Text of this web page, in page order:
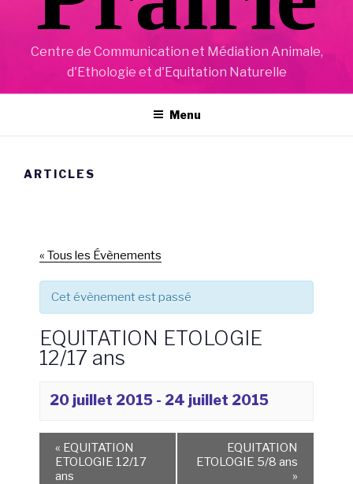
Centre de Communication et Médiation Animale,
d'Ethologie et d'Equitation Naturelle
Menu
ARTICLES
« Tous les Évènements
Cet évènement est passé
EQUITATION ETOLOGIE
12/17 ans
20 juillet 2015 - 24 juillet 2015
« EQUITATION
ETOLOGIE 12/17
ans
EQUITATION
ETOLOGIE 5/8 ans
»